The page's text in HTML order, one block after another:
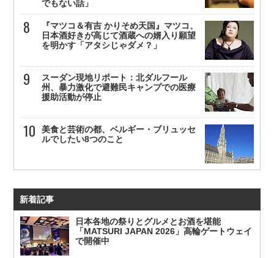
でもない話」
『マツコ＆有吉 かりそめ天国』マツコ、
日本酒好きが高じて酒蔵への婿入り願望
を明かす「アタシじゃダメ？」
スーダン現地リポート：北ダルフール
州、暴力激化で避難民キャンプでの医療
援助活動が停止
美食と芸術の都、ベルギー・ブリュッセ
ルでしたい8つのこと
新着記事
日本各地の祭りとグルメとお酒を堪能
「MATSURI JAPAN 2026」高輪ゲートウェイ
で開催中